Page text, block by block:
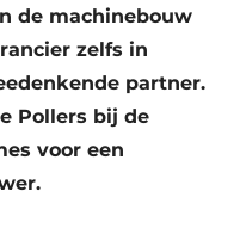
de machinebouw
zelfs in
partner.
Pollers bij de
voor een